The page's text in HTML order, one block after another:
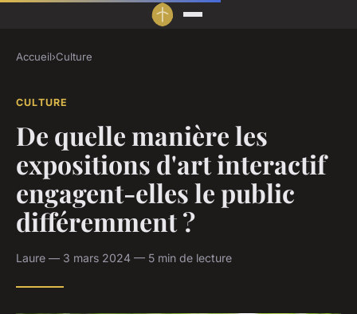
Accueil›Culture
CULTURE
De quelle manière les
expositions d'art interactif
engagent-elles le public
différemment ?
Laure — 3 mars 2024 — 5 min de lecture